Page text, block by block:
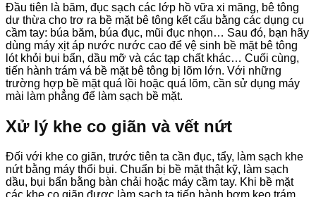
Đầu tiên là băm, đục sạch các lớp hồ vữa xi măng, bê tông
dư thừa cho trơ ra bề mặt bê tông kết cấu bằng các dụng cụ
cầm tay: búa băm, búa đục, mũi đục nhọn… Sau đó, bạn hãy
dùng máy xịt áp nước nước cao để vệ sinh bề mặt bê tông
lót khỏi bụi bẩn, dầu mỡ và các tạp chất khác… Cuối cùng,
tiến hành trám vá bề mặt bê tông bị lõm lớn. Với những
trường hợp bề mặt quá lồi hoặc quá lõm, cần sử dụng máy
mài làm phẳng để làm sạch bề mặt.
Xử lý khe co giãn và vết nứt
Đối với khe co giãn, trước tiên ta cần đục, tẩy, làm sạch khe
nứt bằng máy thổi bụi. Chuẩn bị bề mặt thật kỹ, làm sạch
dầu, bụi bẩn bằng bàn chải hoặc máy cầm tay. Khi bề mặt
các khe co giãn được làm sạch ta tiến hành bơm keo trám